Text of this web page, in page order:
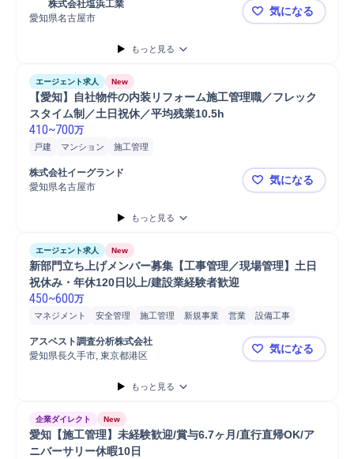
顧客要求仕様書に基づく積算設計
設備見積
見積もり
建設現場担当数30件以上
建設現場担当数5件～9件
建設現場担当数10件～19件
建設プロジェクト年間平均受託件...
建設プロジェクト年間平均受託件...
建設プロジェクト年間平均受託件...
建設現場担当数20件～29件
	株式会社塩浜工業
愛知県名古屋市
【建築積算
気になる
もっと見る
エージェント求人 New
【愛知】自社物件の内装リフォーム施工管理職／フレック
スタイム制／土日祝休／平均残業10.5h
410~700万
戸建 マンション 施工管理
株式会社イーグランド
愛知県名古屋市
【愛知】自
気になる
もっと見る
エージェント求人 New
新部門立ち上げメンバー募集【工事管理／現場管理】土日
祝休み・年休120日以上/建設業経験者歓迎
450~600万
マネジメント 安全管理 施工管理 新規事業 営業
設備工事
施工管理技士
Microsoft Excel
自動車運転
品質管理 工程管理
アスベスト調査分析株式会社
愛知県長久手市, 東京都港区
新部門立ち
気になる
もっと見る
企業ダイレクト New
愛知【施工管理】未経験歓迎/賞与6.7ヶ月/直行直帰OK/ア
ニバーサリー休暇10日